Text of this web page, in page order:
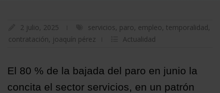
2 julio, 2025 servicios, paro, empleo, temporalidad,
contratación, joaquín pérez Actualidad
El 80 % de la bajada del paro en junio la
concita el sector servicios, en un patrón